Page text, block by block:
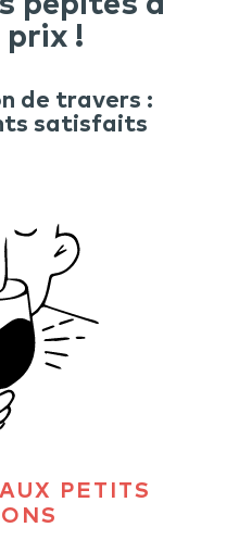
!
de travers :
satisfaits
PETITS